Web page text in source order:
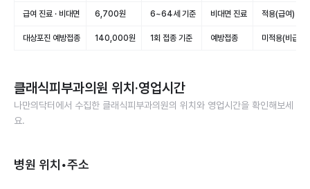
급여 진료 · 비대면 6,700원 6~64세 기준 비대면 진료 적용(급여)
대상포진 예방접종 140,000원 1회 접종 기준 예방접종 미적용(비급여)
클래식피부과의원 위치·영업시간
나만의닥터에서 수집한 클래식피부과의원의 위치와 영업시간을 확인해보세
요.
병원 위치•주소